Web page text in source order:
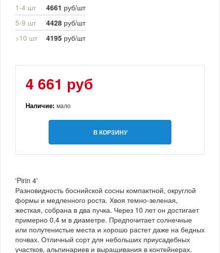
1-4 шт 4661 руб/шт
5-9 шт
4428 руб/шт
>10 шт
4195 руб/шт
4 661 руб
Наличие: мало
В КОРЗИНУ
'Pirin 4'
Разновидность боснийской сосны компактной, округлой
формы и медленного роста. Хвоя темно-зеленая,
жесткая, собрана в два пучка. Через 10 лет он достигает
примерно 0,4 м в диаметре. Предпочитает солнечные
или полутенистые места и хорошо растет даже на бедных
почвах. Отличный сорт для небольших приусадебных
участков, альпинариев и выращивания в контейнерах.